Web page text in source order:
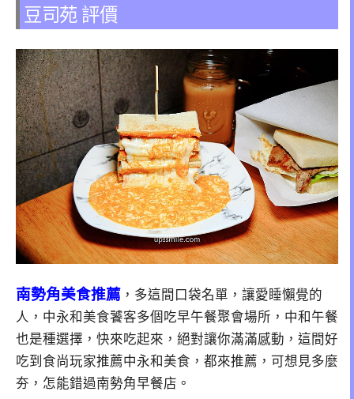
豆司苑 評價
南勢角美食推薦 ，多這間口袋名單，讓愛睡懶覺的
人，中永和美食饕客多個吃早午餐聚會場所，中和午餐
也是種選擇，快來吃起來，絕對讓你滿滿感動，這間好
吃到食尚玩家推薦中永和美食，都來推薦，可想見多麼
夯，怎能錯過南勢角早餐店。